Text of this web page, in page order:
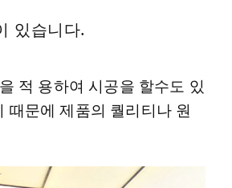
있습니다.
적 용하여 시공을 할수도 있
문에 제품의 퀄리티나 원